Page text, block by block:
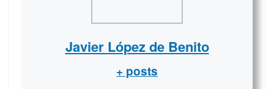
Javier López de Benito
+ posts